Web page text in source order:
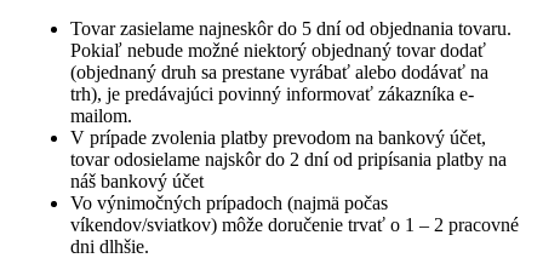
Tovar zasielame najneskôr do 5 dní od objednania tovaru.
Pokiaľ nebude možné niektorý objednaný tovar dodať
(objednaný druh sa prestane vyrábať alebo dodávať na
trh), je predávajúci povinný informovať zákazníka e-
mailom.
V prípade zvolenia platby prevodom na bankový účet,
tovar odosielame najskôr do 2 dní od pripísania platby na
náš bankový účet
Vo výnimočných prípadoch (najmä počas
víkendov/sviatkov) môže doručenie trvať o 1 – 2 pracovné
dni dlhšie.